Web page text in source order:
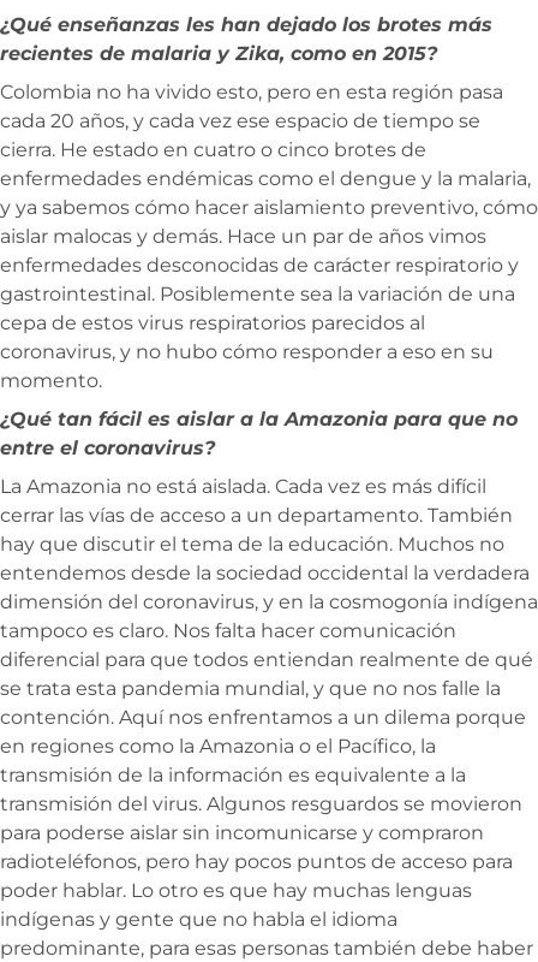
¿Qué enseñanzas les han dejado los brotes más
recientes de malaria y Zika, como en 2015?
Colombia no ha vivido esto, pero en esta región pasa
cada 20 años, y cada vez ese espacio de tiempo se
cierra. He estado en cuatro o cinco brotes de
enfermedades endémicas como el dengue y la malaria,
y ya sabemos cómo hacer aislamiento preventivo, cómo
aislar malocas y demás. Hace un par de años vimos
enfermedades desconocidas de carácter respiratorio y
gastrointestinal. Posiblemente sea la variación de una
cepa de estos virus respiratorios parecidos al
coronavirus, y no hubo cómo responder a eso en su
momento.
¿Qué tan fácil es aislar a la Amazonia para que no
entre el coronavirus?
La Amazonia no está aislada. Cada vez es más difícil
cerrar las vías de acceso a un departamento. También
hay que discutir el tema de la educación. Muchos no
entendemos desde la sociedad occidental la verdadera
dimensión del coronavirus, y en la cosmogonía indígena
tampoco es claro. Nos falta hacer comunicación
diferencial para que todos entiendan realmente de qué
se trata esta pandemia mundial, y que no nos falle la
contención. Aquí nos enfrentamos a un dilema porque
en regiones como la Amazonia o el Pacífico, la
transmisión de la información es equivalente a la
transmisión del virus. Algunos resguardos se movieron
para poderse aislar sin incomunicarse y compraron
radioteléfonos, pero hay pocos puntos de acceso para
poder hablar. Lo otro es que hay muchas lenguas
indígenas y gente que no habla el idioma
predominante, para esas personas también debe haber